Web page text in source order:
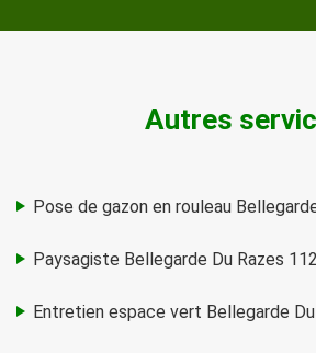
Autres
Pose de gazon en rouleau
Paysagiste Bellegarde Du Razes
Entretien espace vert Bellegarde